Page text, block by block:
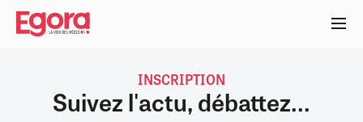
Aller
contenu
INSCRIPTION
Suivez l'actu, débattez...